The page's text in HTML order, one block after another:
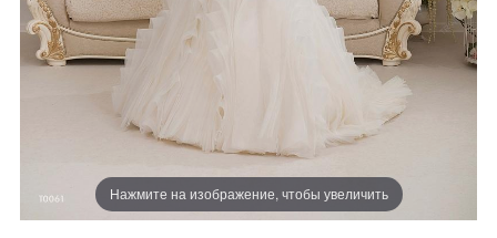
Нажмите на изображение, чтобы увеличить